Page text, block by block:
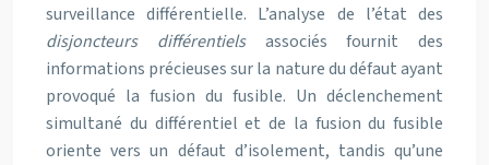
surveillance différentielle. L’analyse de l’état des
disjoncteurs différentiels associés fournit des
informations précieuses sur la nature du défaut ayant
provoqué la fusion du fusible. Un déclenchement
simultané du différentiel et de la fusion du fusible
oriente vers un défaut d’isolement, tandis qu’une